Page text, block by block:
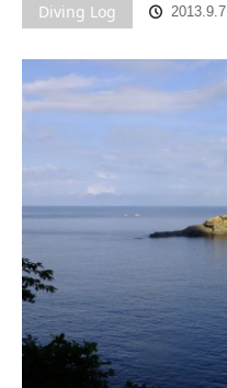
Diving Log 2013.9.7